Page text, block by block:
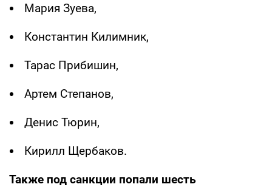
Мария Зуева,
Константин Килимник,
Тарас Прибишин,
Артем Степанов,
Денис Тюрин,
Кирилл Щербаков.
Также под санкции попали шесть